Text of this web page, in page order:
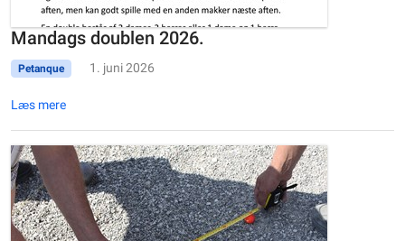
Mandags doublen 2026.
Petanque 1. juni 2026
Læs mere